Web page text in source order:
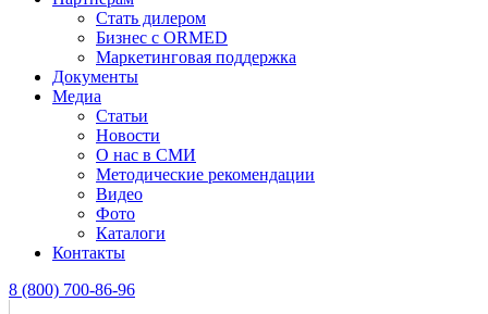
Стать дилером
Бизнес с ORMED
Маркетинговая поддержка
Документы
Медиа
Статьи
Новости
О нас в СМИ
Методические рекомендации
Видео
Фото
Каталоги
Контакты
8 (800) 700-86-96